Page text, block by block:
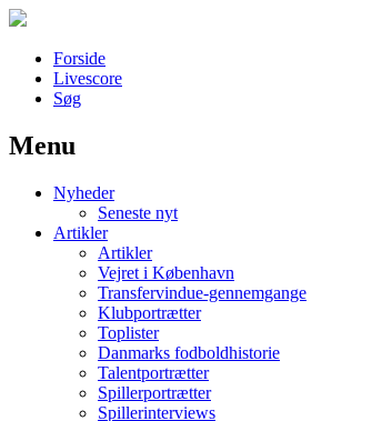
Forside
Livescore
Søg
Наши партнеры
лучшие займы
Menu
Nyheder
Seneste nyt
Artikler
Artikler
Vejret i København
Transfervindue-gennemgange
Klubportrætter
Toplister
Danmarks fodboldhistorie
Talentportrætter
Spillerportrætter
Spillerinterviews